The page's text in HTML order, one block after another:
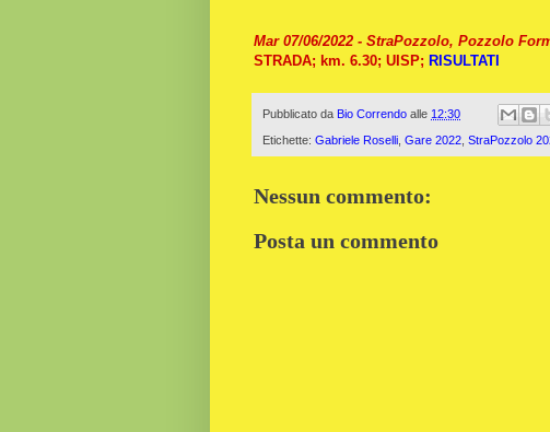
Mar 07/06/2022 - StraPozzolo, Pozzolo
STRADA; km. 6.30; UISP; RISULTATI
Pubblicato da Bio Correndo alle 12:30
Etichette: Gabriele Roselli, Gare 2022, StraPozzolo
Nessun commento:
Posta un commento